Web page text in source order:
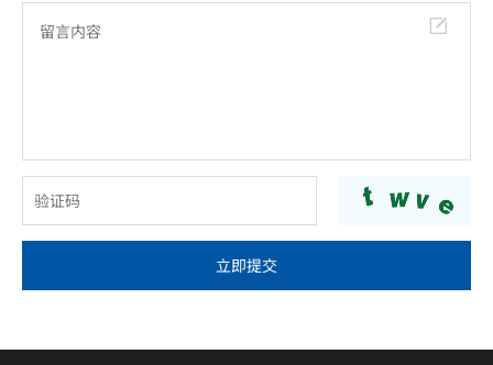

立即提交